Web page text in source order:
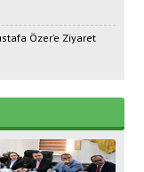
Özer’e Ziyaret